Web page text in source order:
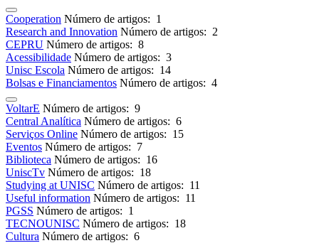
Cooperation Número de artigos: 1
Research and Innovation Número de artigos: 2
CEPRU Número de artigos: 8
Acessibilidade Número de artigos: 3
Unisc Escola Número de artigos: 14
Bolsas e Financiamentos Número de artigos: 4
VoltarE Número de artigos: 9
Central Analítica Número de artigos: 6
Serviços Online Número de artigos: 15
Eventos Número de artigos: 7
Biblioteca Número de artigos: 16
UniscTv Número de artigos: 18
Studying at UNISC Número de artigos: 11
Useful information Número de artigos: 11
PGSS Número de artigos: 1
TECNOUNISC Número de artigos: 18
Cultura Número de artigos: 6